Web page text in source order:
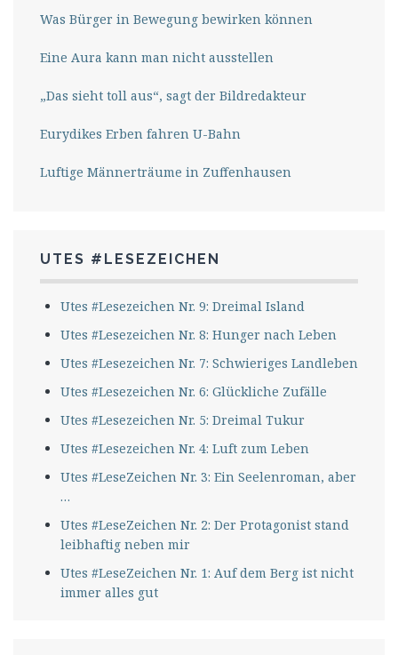
Was Bürger in Bewegung bewirken können
Eine Aura kann man nicht ausstellen
„Das sieht toll aus“, sagt der Bildredakteur
Eurydikes Erben fahren U-Bahn
Luftige Männerträume in Zuffenhausen
UTES #LESEZEICHEN
Utes #Lesezeichen Nr. 9: Dreimal Island
Utes #Lesezeichen Nr. 8: Hunger nach Leben
Utes #Lesezeichen Nr. 7: Schwieriges Landleben
Utes #Lesezeichen Nr. 6: Glückliche Zufälle
Utes #Lesezeichen Nr. 5: Dreimal Tukur
Utes #Lesezeichen Nr. 4: Luft zum Leben
Utes #LeseZeichen Nr. 3: Ein Seelenroman, aber
…
Utes #LeseZeichen Nr. 2: Der Protagonist stand
leibhaftig neben mir
Utes #LeseZeichen Nr. 1: Auf dem Berg ist nicht
immer alles gut